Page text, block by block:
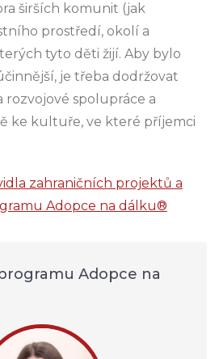
širších komunit (jak
prostředí, okolí a
tyto děti žijí. Aby bylo
je třeba dodržovat
rozvojové spolupráce a
ke kultuře, ve které příjemci
zahraničních projektů a
Adopce na dálku®
Adopce na